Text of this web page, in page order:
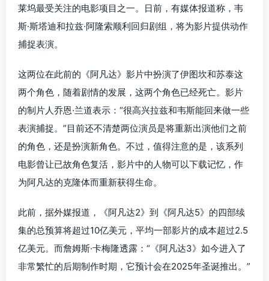
莱坞最受关注的电影项目之一。日前，有媒体报道称，韦
斯·斯塔迪和拉兹·阿隆索顺利回归剧组，将为影片提供动作
捕捉表演。
这两位在此前的《阿凡达》影片中扮演了伊图坎和苏泰这
两个角色，随着剧情的发展，这两个角色已经死亡。影片
的制片人乔恩·兰道表示：“很高兴拉兹和韦斯能回来做一些
表演捕捉。”目前还不清楚两位演员是将重新出演他们之前
的角色，还是扮演新角色。不过，值得注意的是，该系列
电影曾让已故角色复活，影片中的人物可以下载记忆，作
为阿凡达的克隆体而重新获得生命。
此前，据外媒报道，《阿凡达2》到《阿凡达5》的四部续
集的总预算将超过10亿美元，平均一部影片的成本超过2.5
亿美元。而詹姆斯·卡梅隆透露：“《阿凡达3》如今进入了
非常繁忙的后期制作时期，它预计会在2025年圣诞推出。”